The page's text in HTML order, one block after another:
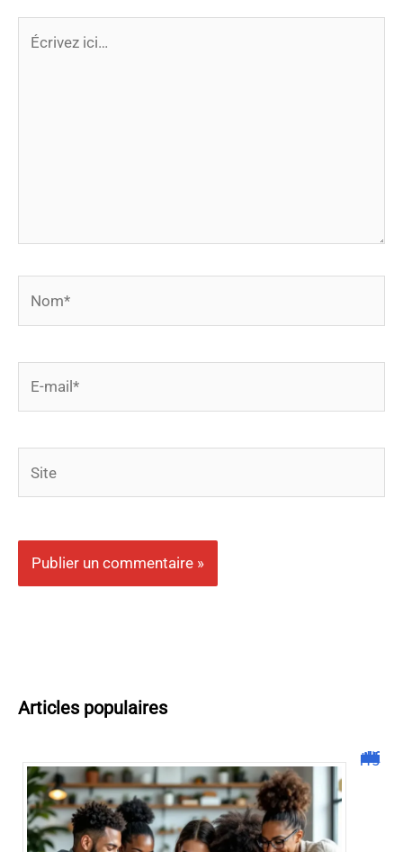
Articles populaires
Malgrim com : tout ce que vous devez savoir sur la plateforme !